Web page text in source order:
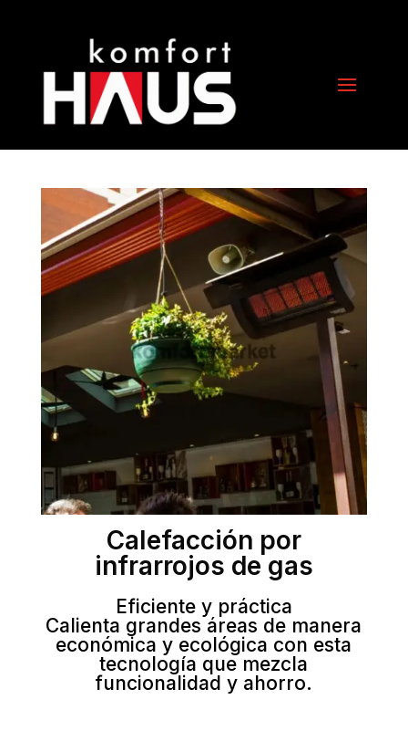
Calefacción por
infrarrojos de gas
Eficiente y práctica
Calienta grandes áreas de manera
económica y ecológica con esta
tecnología que mezcla
funcionalidad y ahorro.